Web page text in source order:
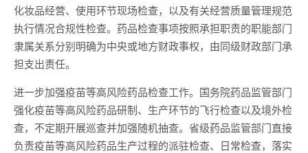
化妆品经营、使用环节现场检查，以及有关经营质量管理规范
执行情况合规性检查。药品检查事项按照承担职责的职能部门
隶属关系分别明确为中央或地方财政事权，由同级财政部门承
担支出责任。
进一步加强疫苗等高风险药品检查工作。国务院药品监管部门
强化疫苗等高风险药品研制、生产环节的飞行检查以及境外检
查，不定期开展巡查并加强随机抽查。省级药品监管部门直接
负责疫苗等高风险药品生产过程的派驻检查、日常检查，落实